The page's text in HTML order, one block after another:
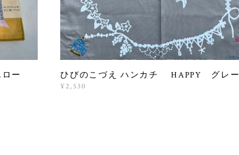
ー ひびのこづえ ハンカチ HAPPY グレー
¥2,530